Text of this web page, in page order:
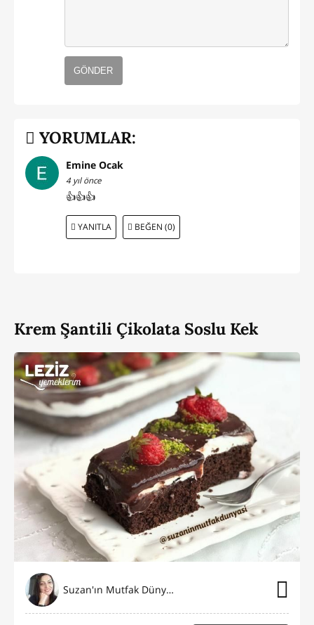
GÖNDER
YORUMLAR:
Emine Ocak
4 yıl önce
👍👍👍
YANITLA BEĞEN (0)
Krem Şantili Çikolata Soslu Kek
Suzan'ın Mutfak Dünyası